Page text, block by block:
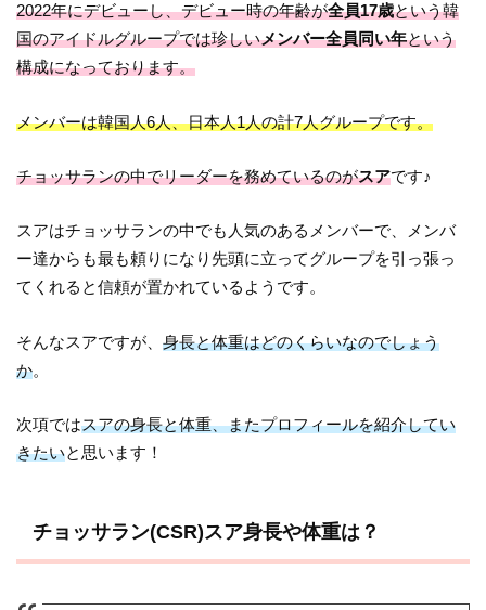
2022年にデビューし、デビュー時の年齢が全員17歳という韓
国のアイドルグループでは珍しいメンバー全員同い年という
構成になっております。
メンバーは韓国人6人、日本人1人の計7人グループです。
チョッサランの中でリーダーを務めているのがスアです♪
スアはチョッサランの中でも人気のあるメンバーで、メンバ
ー達からも最も頼りになり先頭に立ってグループを引っ張っ
てくれると信頼が置かれているようです。
そんなスアですが、身長と体重はどのくらいなのでしょう
か。
次項ではスアの身長と体重、またプロフィールを紹介してい
きたいと思います！
チョッサラン(CSR)スア身長や体重は？